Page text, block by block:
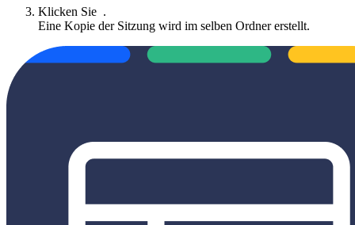
Klicken Sie .
Eine Kopie der Sitzung wird im selben Ordner erstellt.